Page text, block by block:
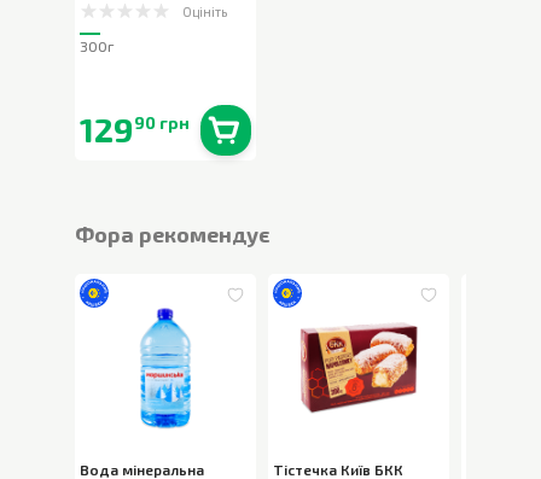
Оцініть
300г
12990 грн
Фора рекомендує
Вода мінеральна
Тістечка Київ БКК